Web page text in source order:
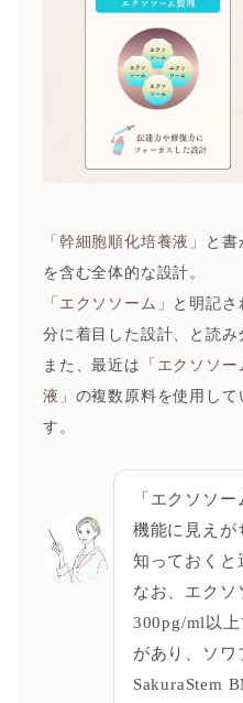
「幹細胞順化培養液」
と書
を含む全体的な設計。
「エクソソーム」
と明記
分に着目した設計、と読み
また、最近は
「エクソソー
液」 の複数原料を使用して
す。
「エクソソ
機能に見えが
知っておくと
なお、エクソ
300pg/ml以
があり、ソワ
SakuraStem